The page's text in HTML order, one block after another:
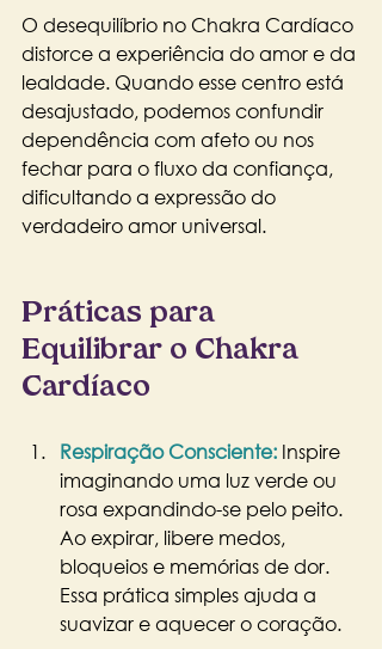
O desequilíbrio no Chakra Cardíaco
distorce a experiência do amor e da
lealdade. Quando esse centro está
desajustado, podemos confundir
dependência com afeto ou nos
fechar para o fluxo da confiança,
dificultando a expressão do
verdadeiro amor universal.
Práticas para
Equilibrar o Chakra
Cardíaco
Respiração Consciente: Inspire
imaginando uma luz verde ou
rosa expandindo-se pelo peito.
Ao expirar, libere medos,
bloqueios e memórias de dor.
Essa prática simples ajuda a
suavizar e aquecer o coração.